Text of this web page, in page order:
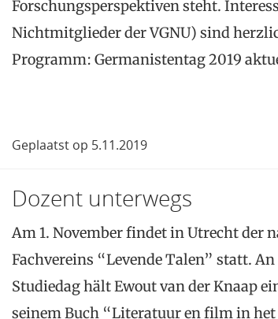
Forschungsperspektiven steht.
Nichtmitglieder der VGNU) sind
Programm: Germanistentag 2019
Geplaatst op 5.11.2019
Dozent unterwegs
Am 1. November findet in Utrecht der
Fachvereins “Levende Talen” statt.
Studiedag hält Ewout van der Knaap
seinem Buch “Literatuur en film in het